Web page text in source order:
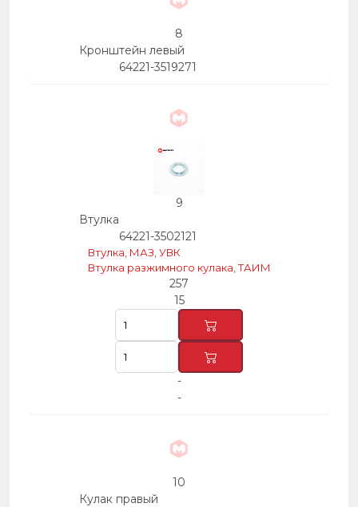
8
Кронштейн левый
64221-3519271
9
Втулка
64221-3502121
Втулка, МАЗ, УВК
Втулка разжимного кулака, ТАИМ
257
15
-
-
10
Кулак правый